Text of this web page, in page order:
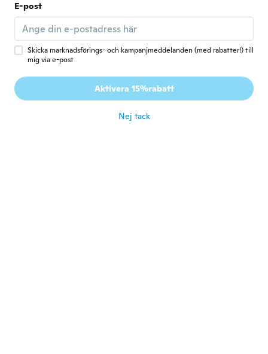
Its excellent
för 4 år sen
C Chris
Gick med 2020 · 4 recensioner · 1 uppladdningar
Works great
E-post
Skicka marknadsförings- och kampanjmeddelanden (med rabatter!) till
mig via e-post
Aktivera 15%rabatt
Nej tack